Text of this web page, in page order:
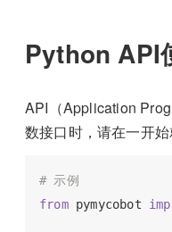
Python API
API（Application
数接口时，请在一开
# 示例
from pymycobot